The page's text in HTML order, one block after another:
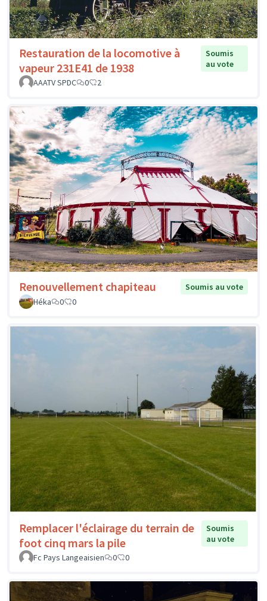
Restauration de la locomotive à
vapeur 231E41 de 1938
Soumis
au vote
AAATV SPDC
0 2
Renouvellement chapiteau
Soumis au vote
Héka
0 0
Remplacer l'éclairage du terrain de
foot cinq mars la pile
Soumis
au vote
Fc Pays Langeaisien
0 0